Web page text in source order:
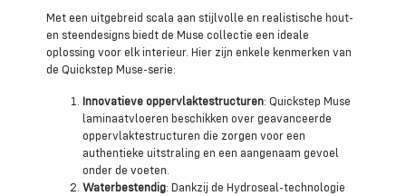
Met een uitgebreid scala aan stijlvolle en realistische hout-
en steendesigns biedt de Muse collectie een ideale
oplossing voor elk interieur. Hier zijn enkele kenmerken van
de Quickstep Muse-serie:
Innovatieve oppervlaktestructuren: Quickstep Muse
laminaatvloeren beschikken over geavanceerde
oppervlaktestructuren die zorgen voor een
authentieke uitstraling en een aangenaam gevoel
onder de voeten.
Waterbestendig: Dankzij de Hydroseal-technologie